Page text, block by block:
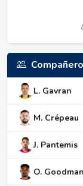
L. Gavran
M. Crépeau
J. Pantemis
O. Goodman